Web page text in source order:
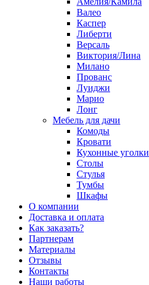
Валео
Каспер
Либерти
Версаль
Виктория/Лина
Милано
Прованс
Луиджи
Марио
Лонг
Мебель для дачи
Комоды
Кровати
Кухонные уголки
Столы
Стулья
Тумбы
Шкафы
О компании
Доставка и оплата
Как заказать?
Партнерам
Материалы
Отзывы
Контакты
Наши работы